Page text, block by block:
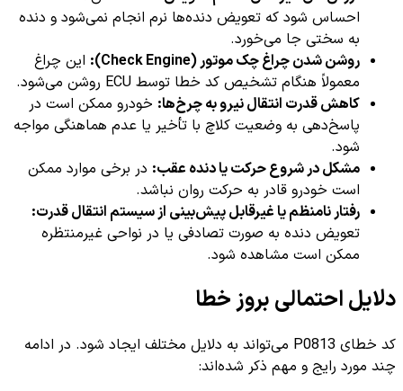
احساس شود که تعویض دنده‌ها نرم انجام نمی‌شود و دنده
به سختی جا می‌خورد.
روشن شدن چراغ چک موتور (Check Engine):
این چراغ
معمولاً هنگام تشخیص کد خطا توسط ECU روشن می‌شود.
کاهش قدرت انتقال نیرو به چرخ‌ها: خودرو ممکن است در
پاسخ‌دهی به وضعیت کلاچ با تأخیر یا عدم هماهنگی مواجه
شود.
مشکل در شروع حرکت یا دنده عقب: در برخی موارد ممکن
است خودرو قادر به حرکت روان نباشد.
رفتار نامنظم یا غیرقابل پیش‌بینی از سیستم انتقال قدرت:
تعویض دنده به صورت تصادفی یا در نواحی غیرمنتظره
ممکن است مشاهده شود.
دلایل احتمالی بروز خطا
کد خطای P0813 می‌تواند به دلایل مختلف ایجاد شود. در ادامه
چند مورد رایج و مهم ذکر شده‌اند: